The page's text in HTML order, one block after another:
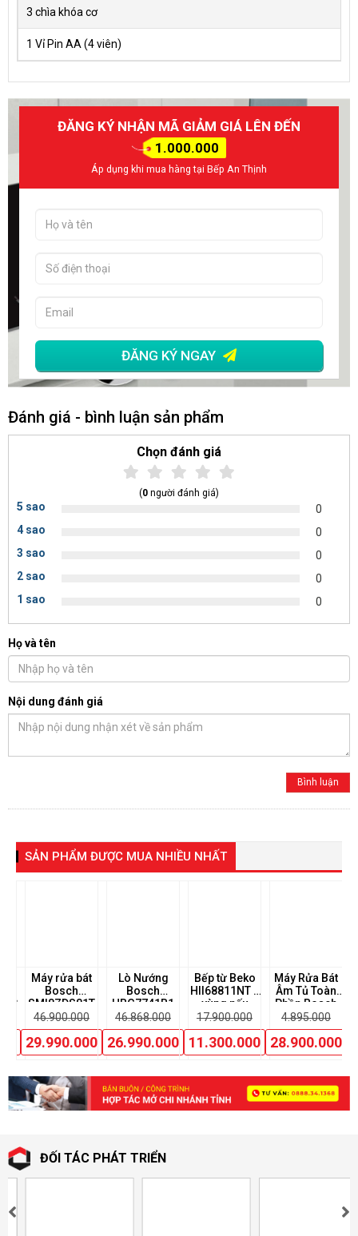
3 chìa khóa cơ
1 Vỉ Pin AA (4 viên)
ĐĂNG KÝ NHẬN MÃ GIẢM GIÁ LÊN ĐẾN
1.000.000
Áp dụng khi mua hàng tại Bếp An Thịnh
ĐĂNG KÝ NGAY
Đánh giá - bình luận sản phẩm
Chọn đánh giá
(0 người đánh giá)
5 sao
0
4 sao
0
3 sao
0
2 sao
0
1 sao
0
Họ và tên
Nội dung đánh giá
SẢN PHẨM ĐƯỢC MUA NHIỀU NHẤT
Máy rửa bát
Bosch
SMI8ZDS81T
46.900.000
29.990.000
Lò Nướng
Bosch
HBG7741B1
Seri 8 Nhiệt
phân
46.868.000
26.990.000
Bếp từ Beko
HII68811NT 4
vùng nấu
17.900.000
11.300.000
Máy Rửa Bát
Âm Tủ Toàn
Phần Bosch
SMD8TCX04E
4.895.000
28.900.000
ĐỐI TÁC PHÁT TRIỂN